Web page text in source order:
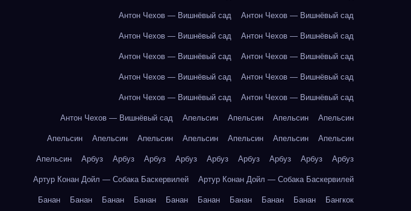
Антон Чехов — Вишнёвый сад Антон Чехов — Вишнёвый сад
Антон Чехов — Вишнёвый сад Антон Чехов — Вишнёвый сад
Антон Чехов — Вишнёвый сад Антон Чехов — Вишнёвый сад
Антон Чехов — Вишнёвый сад Антон Чехов — Вишнёвый сад
Антон Чехов — Вишнёвый сад Антон Чехов — Вишнёвый сад
Антон Чехов — Вишнёвый сад Апельсин Апельсин Апельсин Апельсин
Апельсин Апельсин Апельсин Апельсин Апельсин Апельсин Апельсин
Апельсин Арбуз Арбуз Арбуз Арбуз Арбуз Арбуз Арбуз Арбуз Арбуз
Артур Конан Дойл — Собака Баскервилей Артур Конан Дойл — Собака Баскервилей
Банан Банан Банан Банан Банан Банан Банан Банан Банан Бангкок